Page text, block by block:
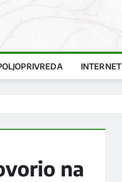
INTERNET
na